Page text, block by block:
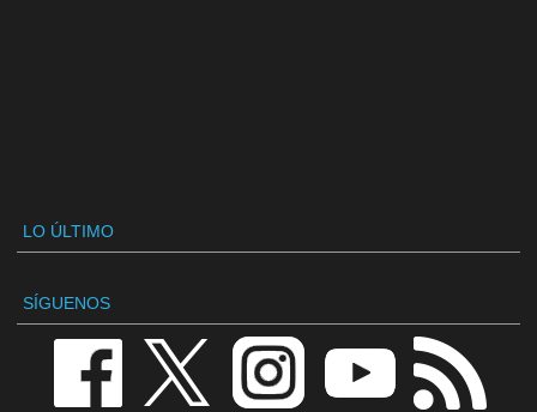
LO ÚLTIMO
SÍGUENOS